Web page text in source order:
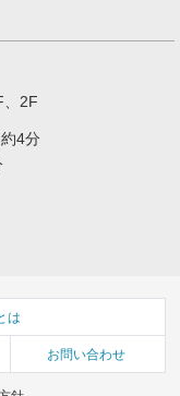
、2F
4分
は
お問い合わせ